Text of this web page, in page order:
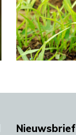
Nieuwsbrief